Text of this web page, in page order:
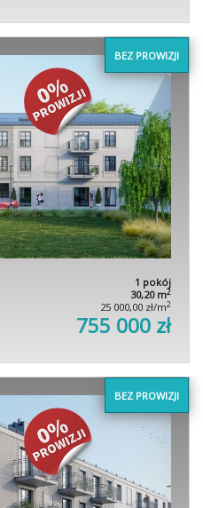
BEZ PROWIZJI
1 pokój
30,20 m2
25 000,00 zł/m2
755 000 zł
BEZ PROWIZJI